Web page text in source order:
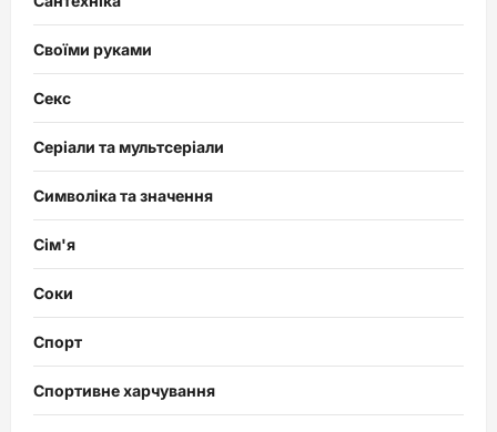
Своїми руками
Секс
Серіали та мультсеріали
Символіка та значення
Сім'я
Соки
Спорт
Спортивне харчування